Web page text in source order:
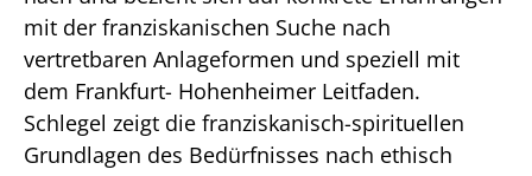
mit der franziskanischen Suche nach
vertretbaren Anlageformen und speziell mit
dem Frankfurt- Hohenheimer Leitfaden.
Schlegel zeigt die franziskanisch-spirituellen
Grundlagen des Bedürfnisses nach ethisch